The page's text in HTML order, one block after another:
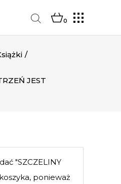
0
/
JEST
"SZCZELINY
ponieważ